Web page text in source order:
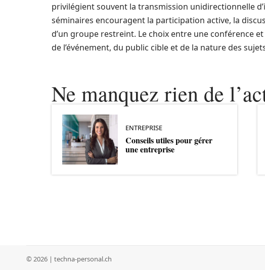
privilégient souvent la transmission unidirectionnelle
séminaires encouragent la participation active, la
d’un groupe restreint. Le choix entre une conférence
de l’événement, du public cible et de la nature des
Ne manquez rien de
ENTREPRISE
Conseils utiles pour gérer
une entreprise
© 2026 | techna-personal.ch